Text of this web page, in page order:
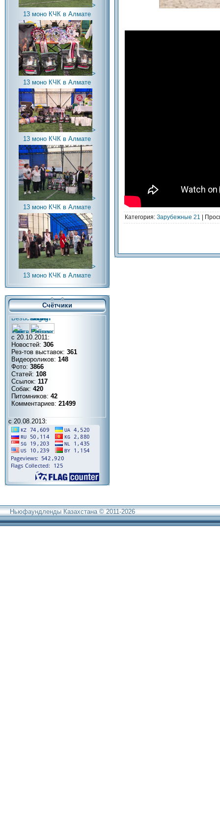
>
13 моно КЧК в Алмате
>
13 моно КЧК в Алмате
>
13 моно КЧК в Алмате
>
13 моно КЧК в Алмате
>
13 моно КЧК в Алмате
Счётчики
с 20.10.2011:
Новостей: 306
Рез-тов выставок: 361
Видеороликов: 148
Фото: 3866
Статей: 108
Ссылок: 117
Собак: 420
Питомников: 42
Комментариев: 21499
с 20.08.2013:
Категория: Зарубежные 21 |
Ньюфаундленды Казахстана © 2011-2026